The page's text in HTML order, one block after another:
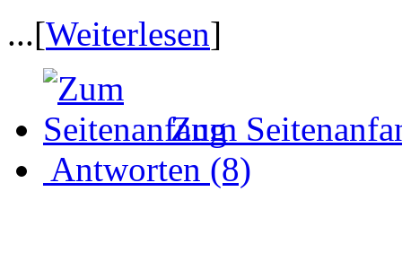
...[Weiterlesen]
Zum
Antworten (8)